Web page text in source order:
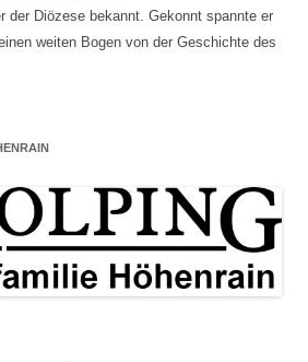
der Diözese bekannt. Gekonnt spannte er
weiten Bogen von der Geschichte des